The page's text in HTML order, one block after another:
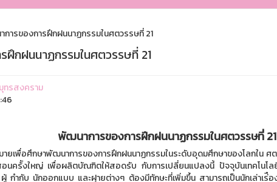
ารของการฝึกฝนนาฏกรรมในศตวรรษที่ 21
กฝนนาฏกรรมในศตวรรษที่ 21
ทรสงคราม
พัฒนาการของการฝึกฝนนาฏกรรมในศตวรรษที่ 21
พื่อศึกษาพัฒนาการของการฝึกฝนนาฏกรรมในระดับอุดมศึกษาของโลกใน ศต
อนคร้ังใหญ่ เพื่อผลิตบัณฑิตให้สอดรับ กับการเปลี่ยนแปลงนี้ ปัจจุบันเทคโนโล
กํากับ นักออกแบบ และฝุายต่างๆ ต้องมีทักษะที่เพิ่มขึ้น สามารถเป็นนักเล่าเร่ือ